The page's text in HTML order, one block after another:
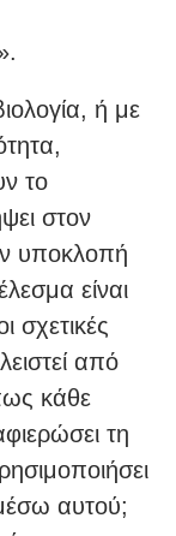
ή με
το
στον
υποκλοπή
είναι
σχετικές
από
κάθε
τη
αυτού;